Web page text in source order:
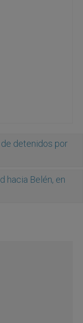
detenidos por
hacia Belén, en